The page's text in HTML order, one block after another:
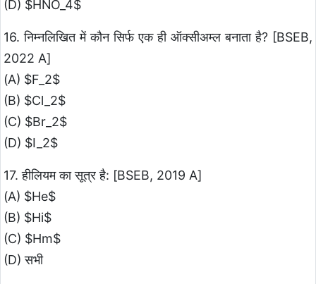
(D) $HNO_4$
16. निम्नलिखित में कौन सिर्फ एक ही ऑक्सीअम्ल बनाता है? [BSEB,
2022 A]
(A) $F_2$
(B) $Cl_2$
(C) $Br_2$
(D) $I_2$
17. हीलियम का सूत्र है: [BSEB, 2019 A]
(A) $He$
(B) $Hi$
(C) $Hm$
(D) सभी